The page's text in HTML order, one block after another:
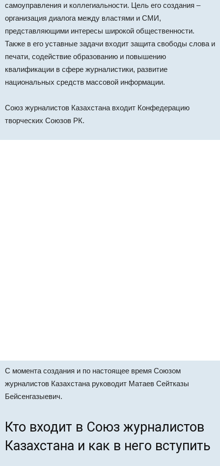
самоуправления и коллегиальности. Цель его создания –
организация диалога между властями и СМИ,
представляющими интересы широкой общественности.
Также в его уставные задачи входит защита свободы слова и
печати, содействие образованию и повышению
квалификации в сфере журналистики, развитие
национальных средств массовой информации.
Союз журналистов Казахстана входит Конфедерацию
творческих Союзов РК.
С момента создания и по настоящее время Союзом
журналистов Казахстана руководит Матаев Сейтказы
Бейсенгазыевич.
Кто входит в Союз журналистов
Казахстана и как в него вступить